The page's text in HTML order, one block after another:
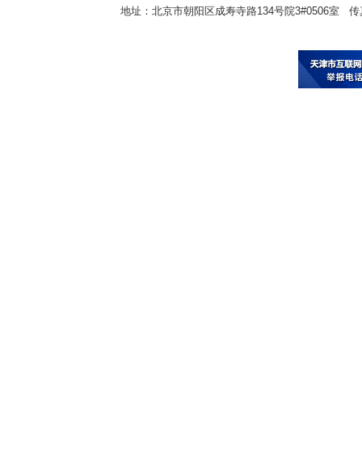
地址：北京市朝阳区成寿寺路134号院3#0506室